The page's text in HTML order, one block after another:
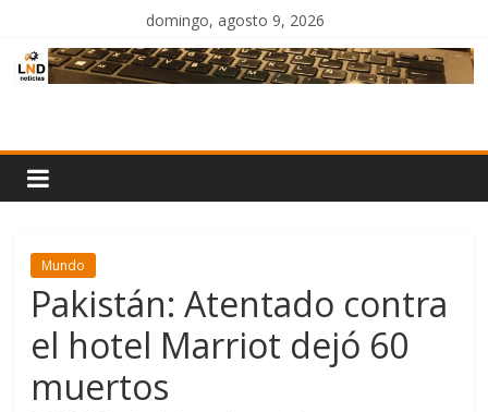
contenido
domingo, agosto 9, 2026
Noticias
Mundo
Pakistán: Atentado contra
el hotel Marriot dejó 60
muertos